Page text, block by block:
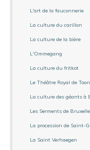
L'art de la fauconnerie
La culture du carillon
La culture de la bière
L'Ommegang
La culture du fritkot
Le Théâtre Royal de
La culture des géants à
Les Serments de
La procession de Saint-
La Saint Verhaegen